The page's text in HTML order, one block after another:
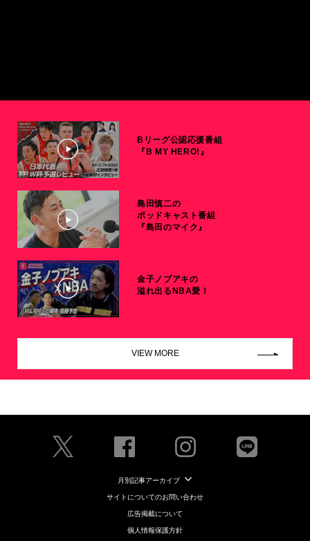
Bリーグ公認応援番組
『B MY HERO!』
島田慎二の
ポッドキャスト番組
『島田のマイク』
金子ノブアキの
溢れ出るNBA愛！
VIEW MORE
月別記事アーカイブ
サイトについてのお問い合わせ
広告掲載について
個人情報保護方針